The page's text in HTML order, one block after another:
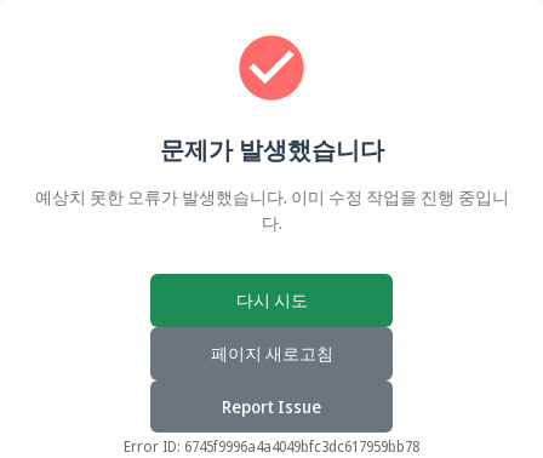
문제가 발생했습니다
예상치 못한 오류가 발생했습니다. 이미 수정 작업을 진행 중입니
다.
다시 시도
페이지 새로고침
Report Issue
Error ID: 6745f9996a4a4049bfc3dc617959bb78